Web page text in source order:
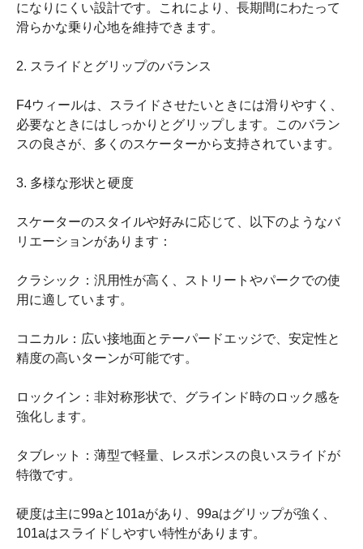
になりにくい設計です。これにより、長期間にわたって
滑らかな乗り心地を維持できます。
2. スライドとグリップのバランス
F4ウィールは、スライドさせたいときには滑りやすく、
必要なときにはしっかりとグリップします。このバラン
スの良さが、多くのスケーターから支持されています。
3. 多様な形状と硬度
スケーターのスタイルや好みに応じて、以下のようなバ
リエーションがあります：
クラシック：汎用性が高く、ストリートやパークでの使
用に適しています。
コニカル：広い接地面とテーパードエッジで、安定性と
精度の高いターンが可能です。
ロックイン：非対称形状で、グラインド時のロック感を
強化します。
タブレット：薄型で軽量、レスポンスの良いスライドが
特徴です。
硬度は主に99aと101aがあり、99aはグリップが強く、
101aはスライドしやすい特性があります。